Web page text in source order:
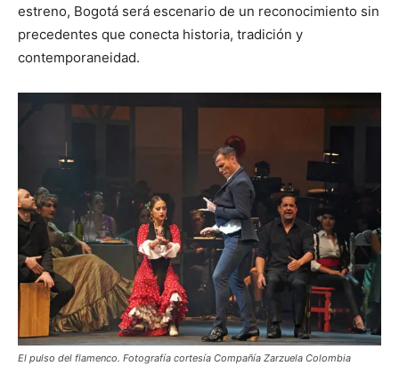
estreno, Bogotá será escenario de un reconocimiento sin
precedentes que conecta historia, tradición y
contemporaneidad.
El pulso del flamenco. Fotografía cortesía Compañía Zarzuela Colombia